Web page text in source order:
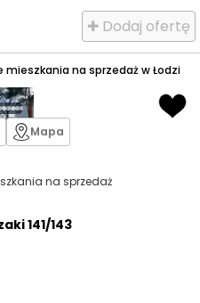
✚ Dodaj ofertę
mieszkania na sprzedaż w Łodzi
na sprzedaż
141/143
Mapa